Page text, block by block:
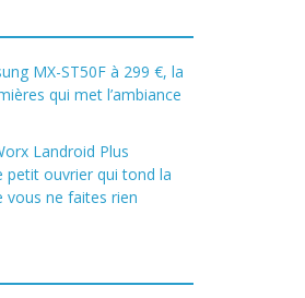
MX-ST50F à 299 €, la
qui met l’ambiance
Landroid Plus
petit ouvrier qui tond la
vous ne faites rien